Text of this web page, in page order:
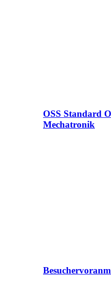
OSS Standard
Mechatronik